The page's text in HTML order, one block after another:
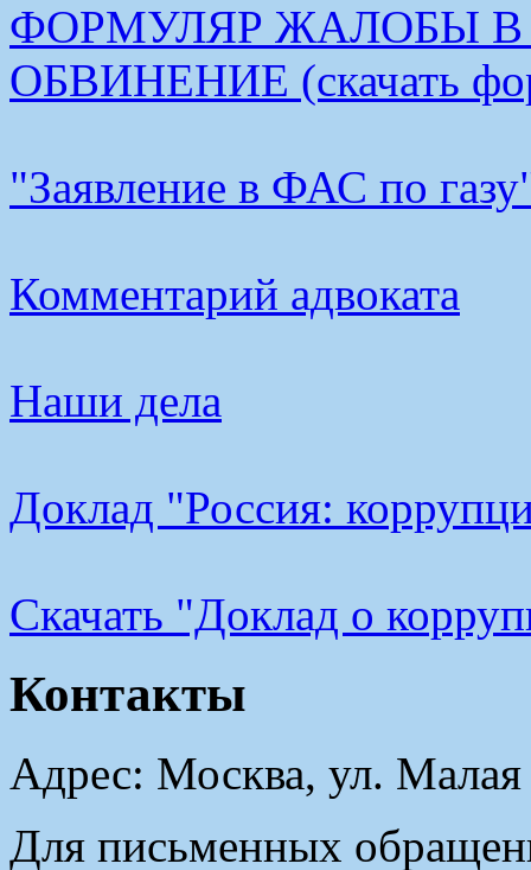
ФОРМУЛЯР ЖАЛОБЫ
ОБВИНЕНИЕ (скачать
"Заявление в ФАС по
Комментарий адвоката
Наши дела
Доклад "Россия:
Cкачать "Доклад о
Контакты
Адрес: Москва, ул.
Для письменных